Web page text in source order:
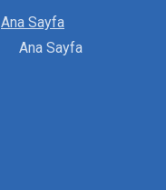
Ana Sayfa
Ana Sayfa